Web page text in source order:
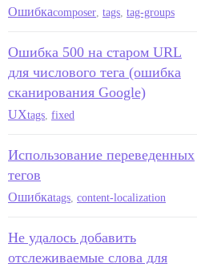
Ошибкаcomposer tags tag-groups
Ошибка 500 на старом URL
для числового тега (ошибка
сканирования Google)
UXtags fixed
Использование переведенных
тегов
Ошибкаtags content-localization
Не удалось добавить
отслеживаемые слова для